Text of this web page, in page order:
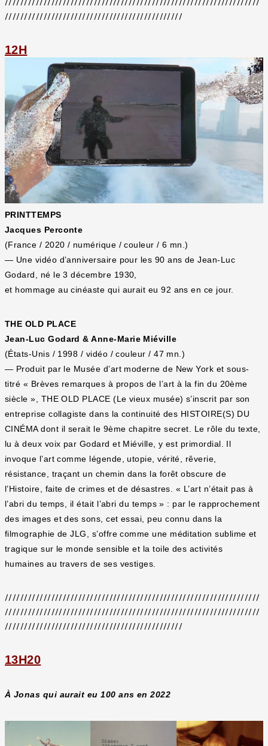
//////////////////////////////////////////////
12H
PRINTTEMPS
Jacques Perconte
(France / 2020 / numérique / couleur / 6 mn.)
— Une vidéo d’anniversaire pour les 90 ans de Jean-Luc
Godard, né le 3 décembre 1930,
et hommage au cinéaste qui aurait eu 92 ans en ce jour.
THE OLD PLACE
Jean-Luc Godard & Anne-Marie Miéville
(États-Unis / 1998 / vidéo / couleur / 47 mn.)
— Produit par le Musée d’art moderne de New York et sous-
titré « Brèves remarques à propos de l’art à la fin du 20ème
siècle », THE OLD PLACE (Le vieux musée) s’inscrit par son
entreprise collagiste dans la continuité des HISTOIRE(S) DU
CINÉMA dont il serait le 9ème chapitre secret. Le rôle du texte,
lu à deux voix par Godard et Miéville, y est primordial. Il
invoque l’art comme légende, utopie, vérité, rêverie,
résistance, traçant un chemin dans la forêt obscure de
l’Histoire, faite de crimes et de désastres. « L’art n’était pas à
l’abri du temps, il était l’abri du temps » : par le rapprochement
des images et des sons, cet essai, peu connu dans la
filmographie de JLG, s’offre comme une méditation sublime et
tragique sur le monde sensible et la toile des activités
humaines au travers de ses vestiges.
//////////////////////////////////////////////////////////////////
//////////////////////////////////////////////////////////////////
//////////////////////////////////////////////
13H20
À Jonas qui aurait eu 100 ans en 2022